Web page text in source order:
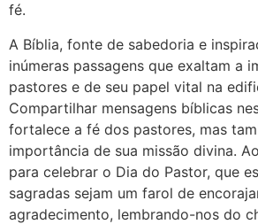
fé.
A Bíblia, fonte de sabedoria e
inúmeras passagens que exaltam a
pastores e de seu papel vital na
Compartilhar mensagens bíblicas
fortalece a fé dos pastores, mas
importância de sua missão divina.
para celebrar o Dia do Pastor, que
sagradas sejam um farol de
agradecimento, lembrando-nos do